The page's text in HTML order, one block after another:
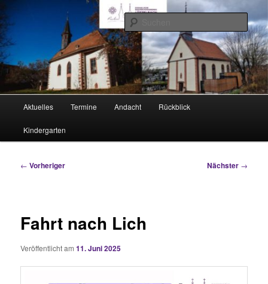
primären
Inhalt
springen
Evangelische Kirchengemeinden
Rimhorn und Lützel-Wiebelsbach
Aktuelles Termine Andacht Rückblick
Kindergarten
Beitragsnavigation
← Vorheriger Nächster →
Fahrt nach Lich
Veröffentlicht am11. Juni 2025